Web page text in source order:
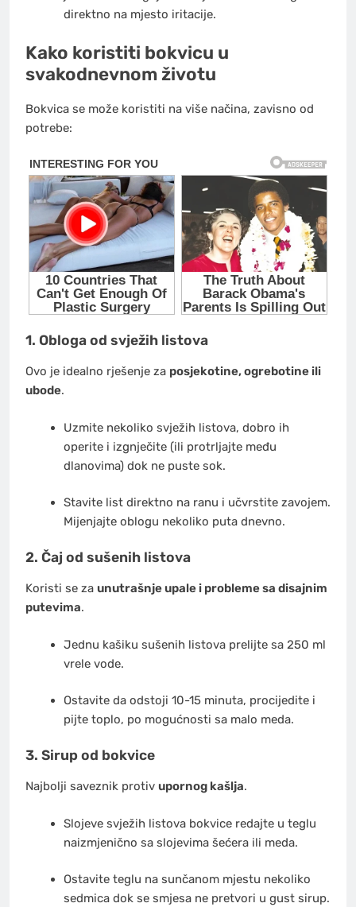
direktno na mjesto iritacije.
Kako koristiti bokvicu u
svakodnevnom životu
Bokvica se može koristiti na više načina, zavisno od
potrebe:
1. Obloga od svježih listova
Ovo je idealno rješenje za posjekotine, ogrebotine ili
ubode.
Uzmite nekoliko svježih listova, dobro ih
operite i izgnječite (ili protrljajte među
dlanovima) dok ne puste sok.
Stavite list direktno na ranu i učvrstite zavojem.
Mijenjajte oblogu nekoliko puta dnevno.
2. Čaj od sušenih listova
Koristi se za unutrašnje upale i probleme sa disajnim
putevima.
Jednu kašiku sušenih listova prelijte sa 250 ml
vrele vode.
Ostavite da odstoji 10-15 minuta, procijedite i
pijte toplo, po mogućnosti sa malo meda.
3. Sirup od bokvice
Najbolji saveznik protiv upornog kašlja.
Slojeve svježih listova bokvice redajte u teglu
naizmjenično sa slojevima šećera ili meda.
Ostavite teglu na sunčanom mjestu nekoliko
sedmica dok se smjesa ne pretvori u gust sirup.